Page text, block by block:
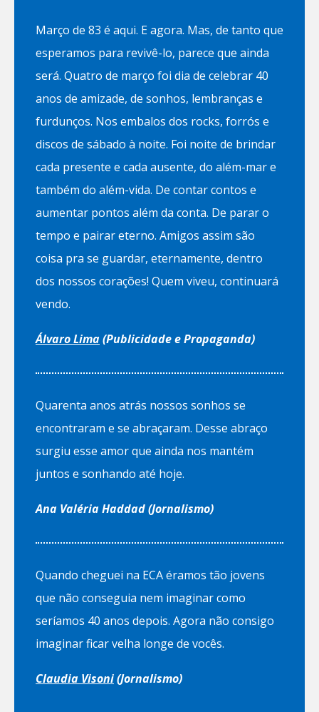
Março de 83 é aqui. E agora. Mas, de tanto que
esperamos para revivê-lo, parece que ainda
será. Quatro de março foi dia de celebrar 40
anos de amizade, de sonhos, lembranças e
furdunços. Nos embalos dos rocks, forrós e
discos de sábado à noite. Foi noite de brindar
cada presente e cada ausente, do além-mar e
também do além-vida. De contar contos e
aumentar pontos além da conta. De parar o
tempo e pairar eterno. Amigos assim são
coisa pra se guardar, eternamente, dentro
dos nossos corações! Quem viveu, continuará
vendo.
Álvaro Lima(Publicidade e Propaganda)
Quarenta anos atrás nossos sonhos se
encontraram e se abraçaram. Desse abraço
surgiu esse amor que ainda nos mantém
juntos e sonhando até hoje.
Ana Valéria Haddad (Jornalismo)
Quando cheguei na ECA éramos tão jovens
que não conseguia nem imaginar como
seríamos 40 anos depois. Agora não consigo
imaginar ficar velha longe de vocês.
Claudia Visoni(Jornalismo)